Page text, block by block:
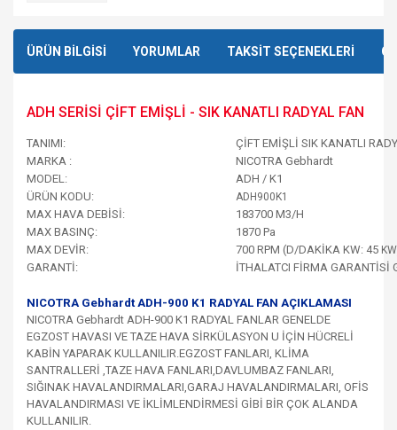
ÜRÜN BİLGİSİ YORUMLAR TAKSİT SEÇENEKLERİ
ADH SERİSİ ÇİFT EMİŞLİ - SIK KANATLI RADYAL FAN
TANIMI:
ÇİFT EMİŞLİ SIK KANATLI
MARKA :
NICOTRA Gebhardt
MODEL:
ADH / K1
ÜRÜN KODU:
ADH900K1
MAX HAVA DEBİSİ:
183700 M3/H
MAX BASINÇ:
1870 Pa
MAX DEVİR:
700 RPM (D/DAKİKA KW: 45
GARANTİ: İTHALATCI FİRMA GARANTİSİ
NICOTRA Gebhardt ADH-900 K1 RADYAL FAN AÇIKLAMASI
NICOTRA Gebhardt ADH-900 K1 RADYAL FANLAR GENELDE
EGZOST HAVASI VE TAZE HAVA SİRKÜLASYON U İÇİN HÜCRELİ
KABİN YAPARAK KULLANILIR.EGZOST FANLARI, KLİMA
SANTRALLERİ ,TAZE HAVA FANLARI,DAVLUMBAZ FANLARI,
SIĞINAK HAVALANDIRMALARI,GARAJ HAVALANDIRMALARI, OFİS
HAVALANDIRMASI VE İKLİMLENDİRMESİ GİBİ BİR ÇOK ALANDA
KULLANILIR.